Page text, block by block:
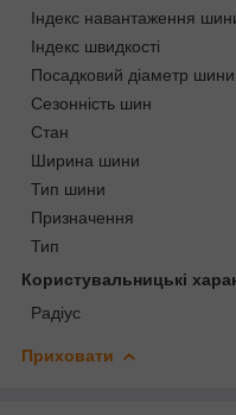
Індекс навантаження
Індекс швидкості
Посадковий діаметр шини
Сезонність шин
Стан
Ширина шини
Тип шини
Призначення
Тип
Користувальницькі
Радіус
Приховати